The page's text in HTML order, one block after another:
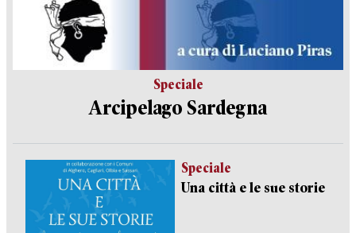
Speciale
Arcipelago Sardegna
Speciale
Una città e le sue storie